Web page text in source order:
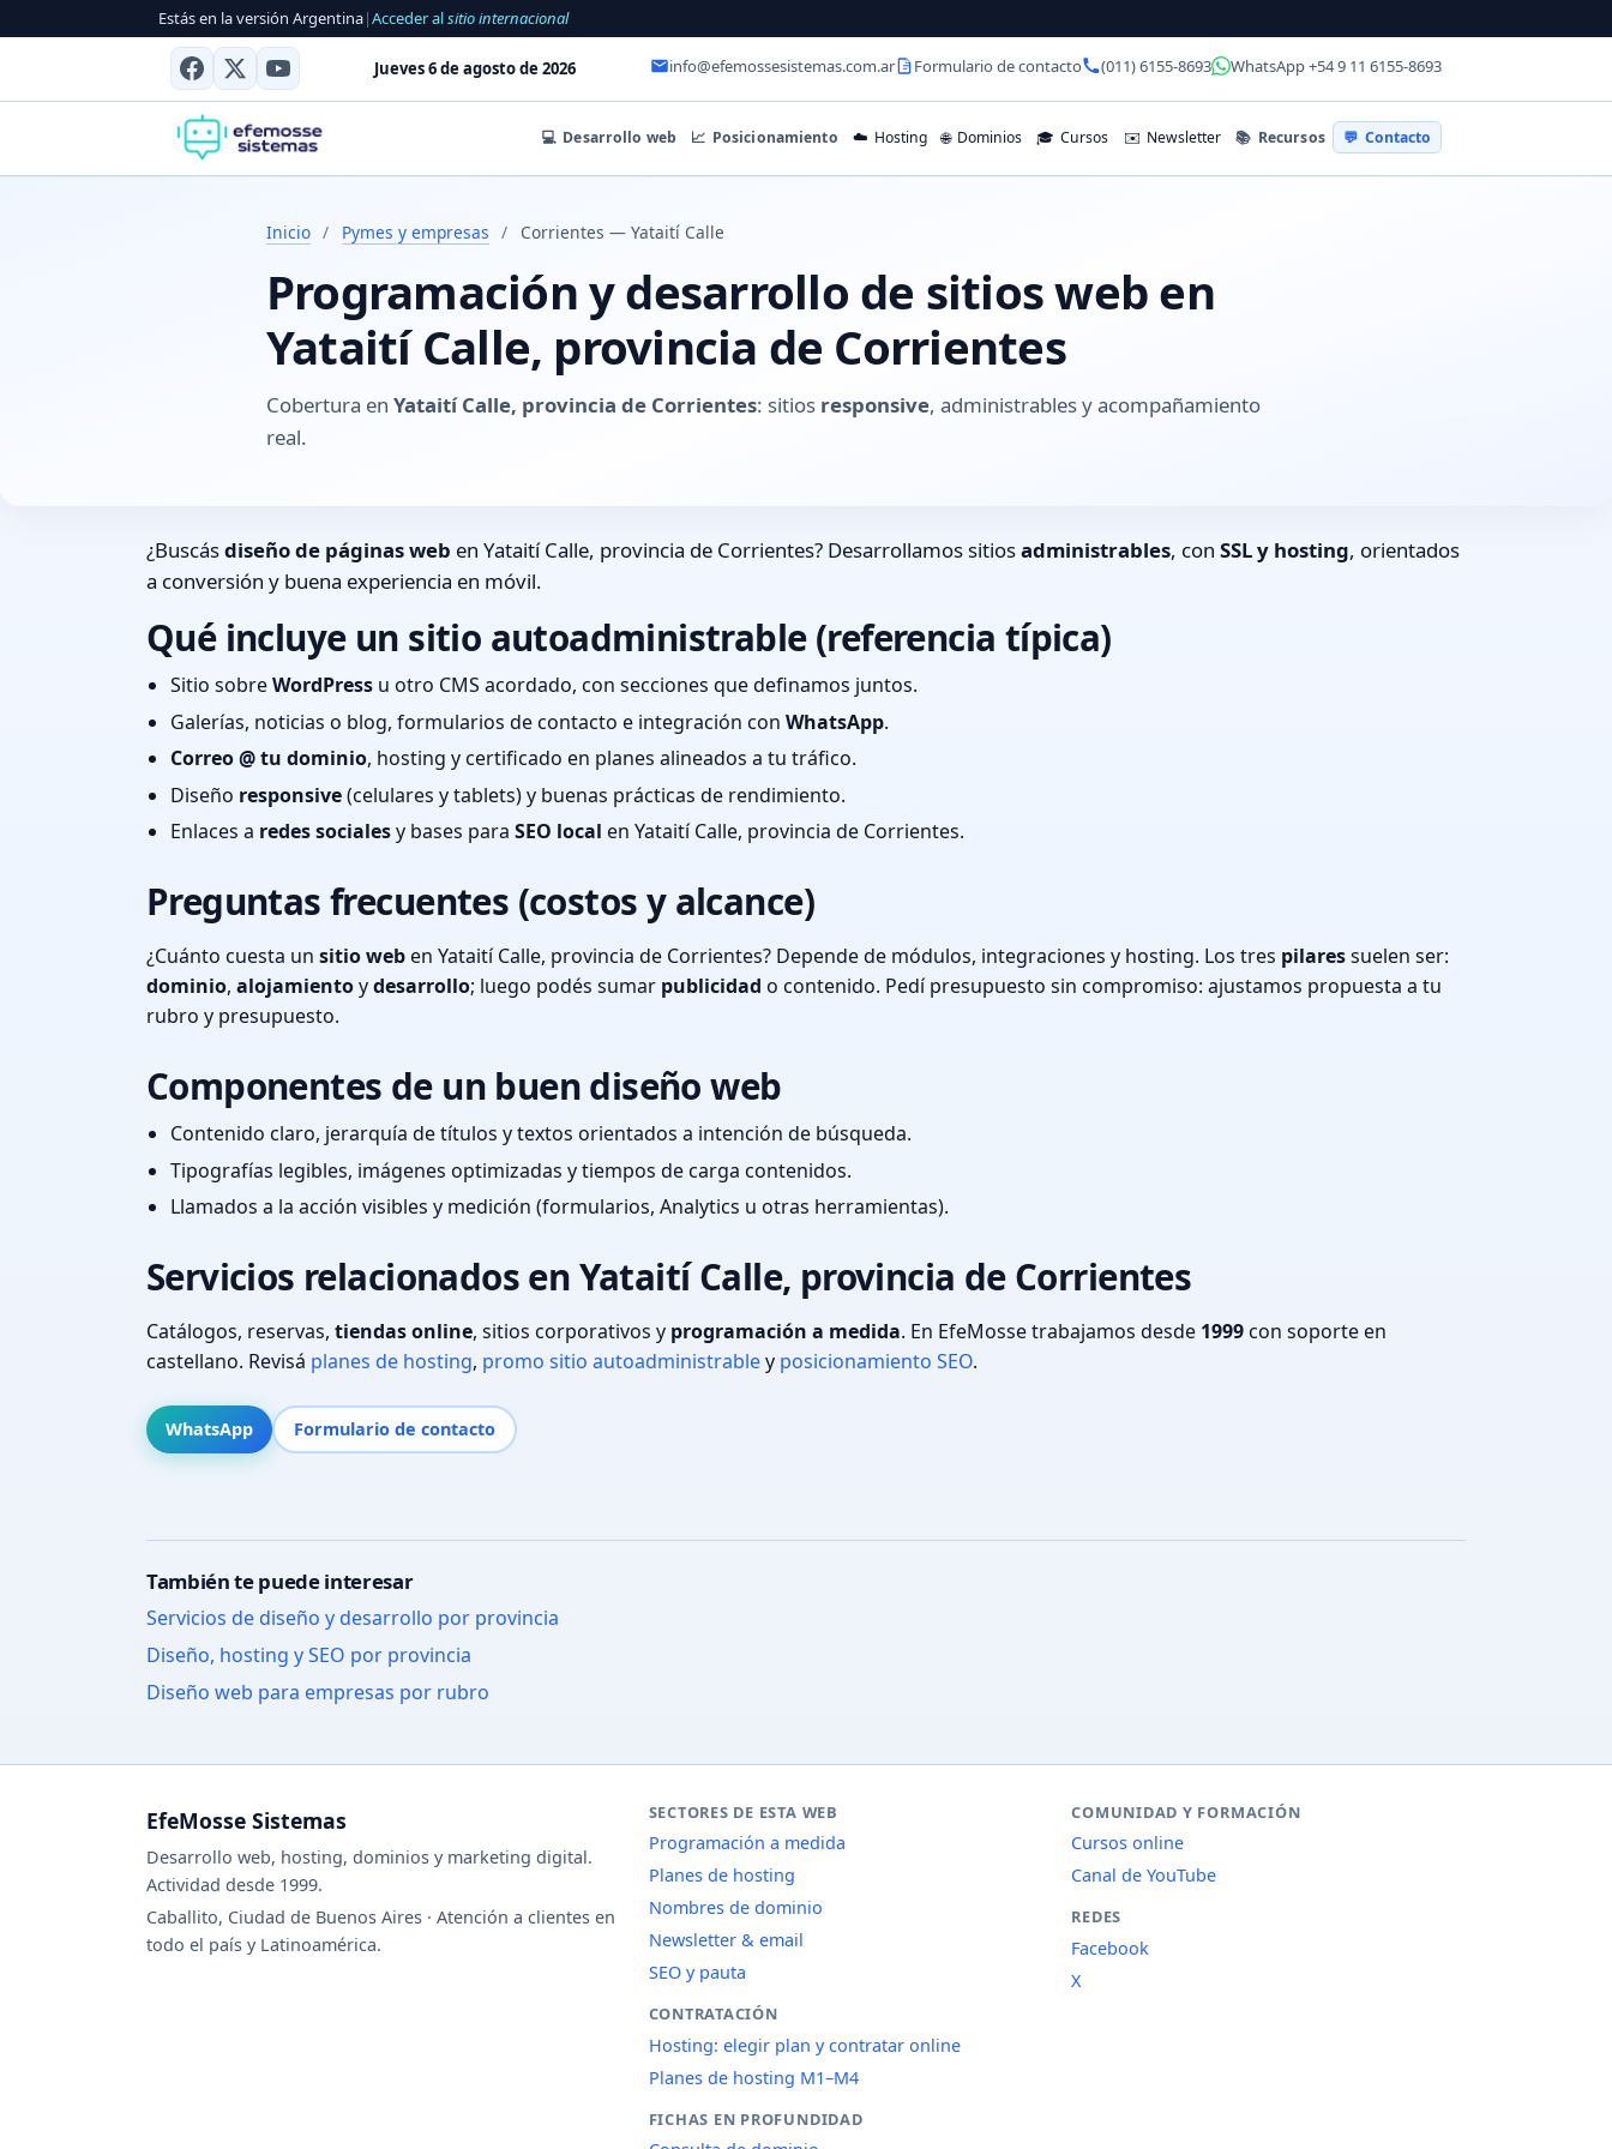
Estás en la versión Argentina|Acceder alsitio internacional
Jueves 6 de agosto de 2026 info@efemossesistemas.com.ar Formulario de contacto (011) 6155-8693 WhatsApp +54 9 11 6155-8693
💻 Desarrollo web 📈 Posicionamiento ☁️ Hosting 🌐 Dominios 🎓 Cursos ✉️ Newsletter 📚 Recursos 💬 Contacto
Inicio / Pymes y empresas / Corrientes — Yataití Calle
Programación y desarrollo de sitios web en
Yataití Calle, provincia de Corrientes
Cobertura en Yataití Calle, provincia de Corrientes: sitios responsive, administrables y acompañamiento
real.
¿Buscásdiseño de páginas web en Yataití Calle, provincia de Corrientes? Desarrollamos sitiosadministrables, con SSL y hosting, orientados
a conversión y buena experiencia en móvil.
Qué incluye un sitio autoadministrable (referencia típica)
Sitio sobreWordPress u otro CMS acordado, con secciones que definamos juntos.
Galerías, noticias o blog, formularios de contacto e integración con WhatsApp.
Correo @ tu dominio, hosting y certificado en planes alineados a tu tráfico.
Diseño responsive(celulares y tablets) y buenas prácticas de rendimiento.
Enlaces a redes socialesy bases para SEO local en Yataití Calle, provincia de Corrientes.
Preguntas frecuentes (costos y alcance)
¿Cuánto cuesta un sitio weben Yataití Calle, provincia de Corrientes? Depende de módulos, integraciones y hosting. Los tres pilaressuelen ser:
dominio, alojamientoydesarrollo; luego podés sumar publicidad o contenido. Pedí presupuesto sin compromiso: ajustamos propuesta a tu
rubro y presupuesto.
Componentes de un buen diseño web
Contenido claro, jerarquía de títulos y textos orientados a intención de búsqueda.
Tipografías legibles, imágenes optimizadas y tiempos de carga contenidos.
Llamados a la acción visibles y medición (formularios, Analytics u otras herramientas).
Servicios relacionados en Yataití Calle, provincia de Corrientes
Catálogos, reservas, tiendas online, sitios corporativos y programación a medida. En EfeMosse trabajamos desde 1999con soporte en
castellano. Revisá planes de hosting, promo sitio autoadministrabley posicionamiento SEO.
WhatsApp Formulario de contacto
También te puede interesar
Servicios de diseño y desarrollo por provincia
Diseño, hosting y SEO por provincia
Diseño web para empresas por rubro
EfeMosse Sistemas
Desarrollo web, hosting, dominios y marketing digital.
Actividad desde 1999.
Caballito, Ciudad de Buenos Aires · Atención a clientes en
todo el país y Latinoamérica.
SECTORES DE ESTA WEB
Programación a medida
Planes de hosting
Nombres de dominio
Newsletter & email
SEO y pauta
CONTRATACIÓN
Hosting: elegir plan y contratar online
Planes de hosting M1–M4
FICHAS EN PROFUNDIDAD
COMUNIDAD Y FORMACIÓN
Cursos online
Canal de YouTube
REDES
Facebook
X